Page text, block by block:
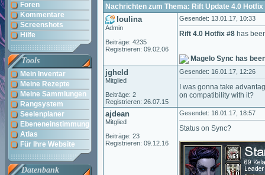
Foren
Kommentare
Screenshots
Hilfe
Tools
Mein Inventar
Meine Rezepte
Meine Sammlungen
Rangsystem
Seelenplaner
Ebeneneinstimmung
Atlas
Für Ihre Website
Datenbank
Nachrichten zum Thema: Rift Update 4.0 Hotfix
loulina
Admin
Beiträge: 4235
Registrieren: 09.02.06
Gesendet: 13.01.17, 10:33
Rift 4.0 Hotfix #8 has
Magelo Sync has
jgheld
Mitglied
Beiträge: 2
Registrieren: 26.07.15
Gesendet: 16.01.17, 12:26
I was gonna take
on compatibility with it?
ajdean
Mitglied
Beiträge: 23
Registrieren: 09.12.16
Gesendet: 16.01.17, 18:57
Status on Sync?